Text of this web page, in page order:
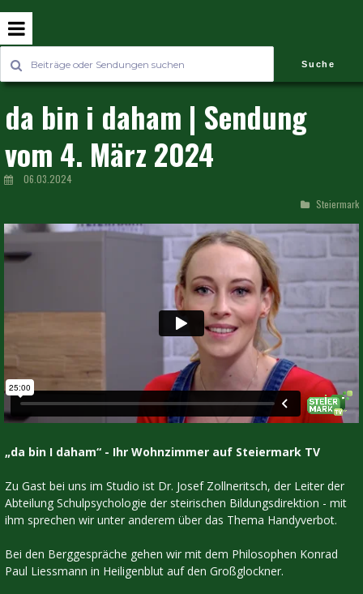
Suche
da bin i daham | Sendung
vom 4. März 2024
06.03.2024
Steiermark
„da bin I daham“ - Ihr Wohnzimmer auf Steiermark TV
Zu Gast bei uns im Studio ist Dr. Josef Zollneritsch, der Leiter der
Abteilung Schulpsychologie der steirischen Bildungsdirektion - mit
ihm sprechen wir unter anderem über das Thema Handyverbot.
Bei den Berggespräche gehen wir mit dem Philosophen Konrad
Paul Liessmann in Heiligenblut auf den Großglockner.